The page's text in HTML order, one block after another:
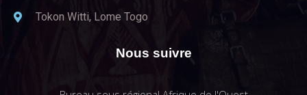
Tokon Witti, Lome Togo
Nous suivre